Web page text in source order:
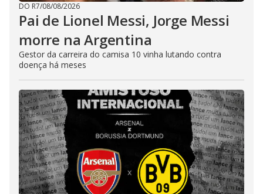
DO R7/08/08/2026
Pai de Lionel Messi, Jorge Messi
morre na Argentina
Gestor da carreira do camisa 10 vinha lutando contra
doença há meses